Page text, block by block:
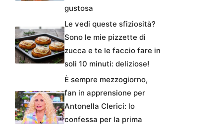
gustosa
Le vedi queste sfiziosità?
Sono le mie pizzette di
zucca e te le faccio fare in
soli 10 minuti: deliziose!
È sempre mezzogiorno,
fan in apprensione per
Antonella Clerici: lo
confessa per la prima